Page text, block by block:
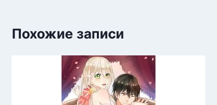
Похожие записи